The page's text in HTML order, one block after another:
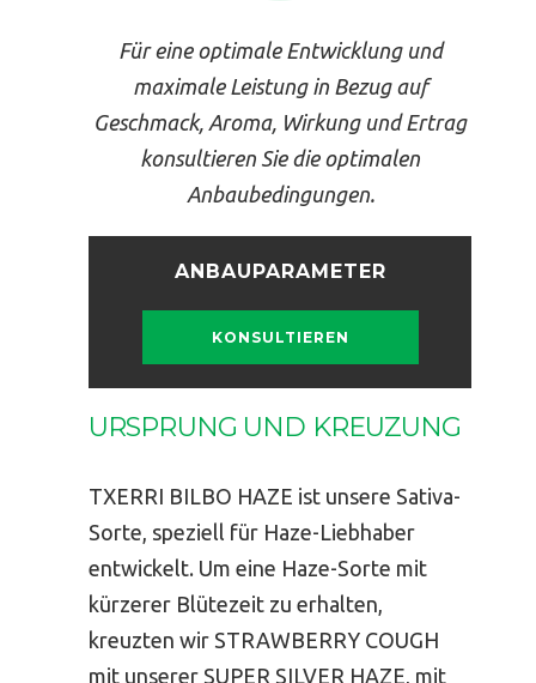
Für eine optimale Entwicklung und
maximale Leistung in Bezug auf
Geschmack, Aroma, Wirkung und Ertrag
konsultieren Sie die optimalen
Anbaubedingungen.
ANBAUPARAMETER
KONSULTIEREN
URSPRUNG UND KREUZUNG
TXERRI BILBO HAZE ist unsere Sativa-
Sorte, speziell für Haze-Liebhaber
entwickelt. Um eine Haze-Sorte mit
kürzerer Blütezeit zu erhalten,
kreuzten wir STRAWBERRY COUGH
mit unserer SUPER SILVER HAZE, mit